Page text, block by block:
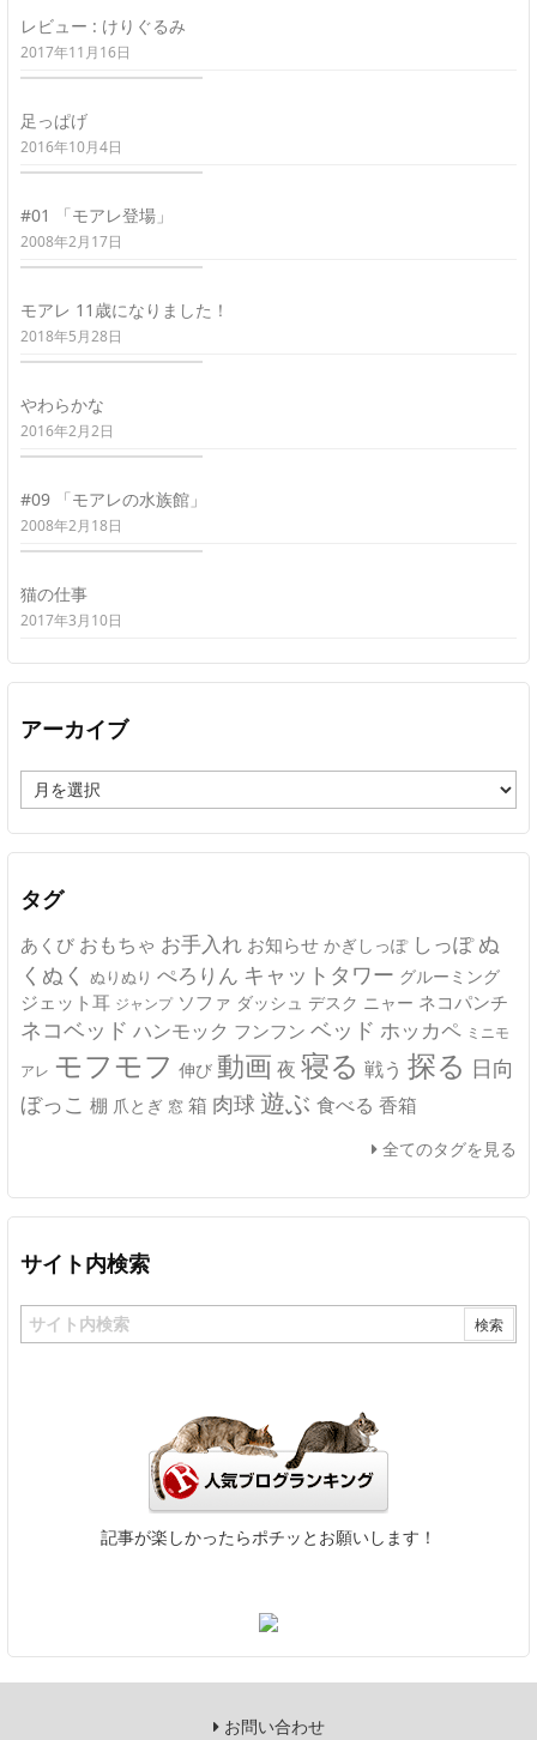
レビュー : けりぐるみ
2017年11月16日
足っぱげ
2016年10月4日
#01 「モアレ登場」
2008年2月17日
モアレ 11歳になりました！
2018年5月28日
やわらかな
2016年2月2日
#09 「モアレの水族館」
2008年2月18日
猫の仕事
2017年3月10日
アーカイブ
ー
カ
イ
タグ
あくび おもちゃ お手入れ お知らせ かぎしっぽ しっぽ ぬ
くぬく ぬりぬり ぺろりん キャットタワー グルーミング
ジェット耳 ジャンプ ソファ ダッシュ デスク ニャー ネコパンチ
ネコベッド ハンモック フンフン ベッド ホッカペ ミニモ
アレ モフモフ 伸び 動画 夜 寝る 戦う 探る 日向
ぼっこ 棚 爪とぎ 窓 箱 肉球 遊ぶ 食べる 香箱
全てのタグを見る
サイト内検索
記事が楽しかったらポチッとお願いします！
お問い合わせ